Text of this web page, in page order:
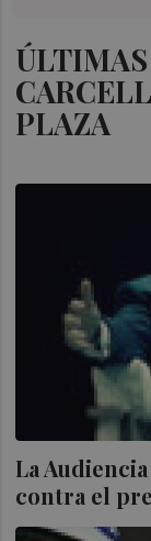
PLAZA
La
contra el